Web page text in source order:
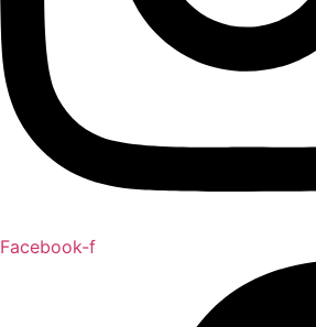
Facebook-f